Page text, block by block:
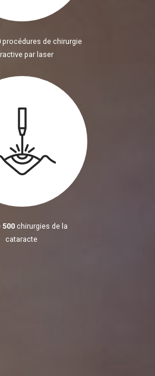
procédures de chirurgie
par laser
500 chirurgies de la
cataracte